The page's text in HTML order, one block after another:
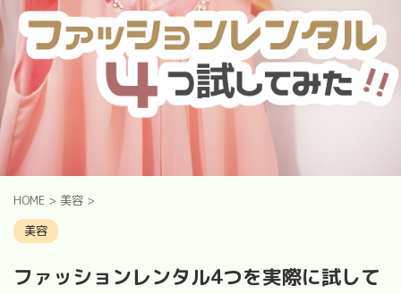
HOME > 美容 >
美容
ファッションレンタル4つを実際に試して